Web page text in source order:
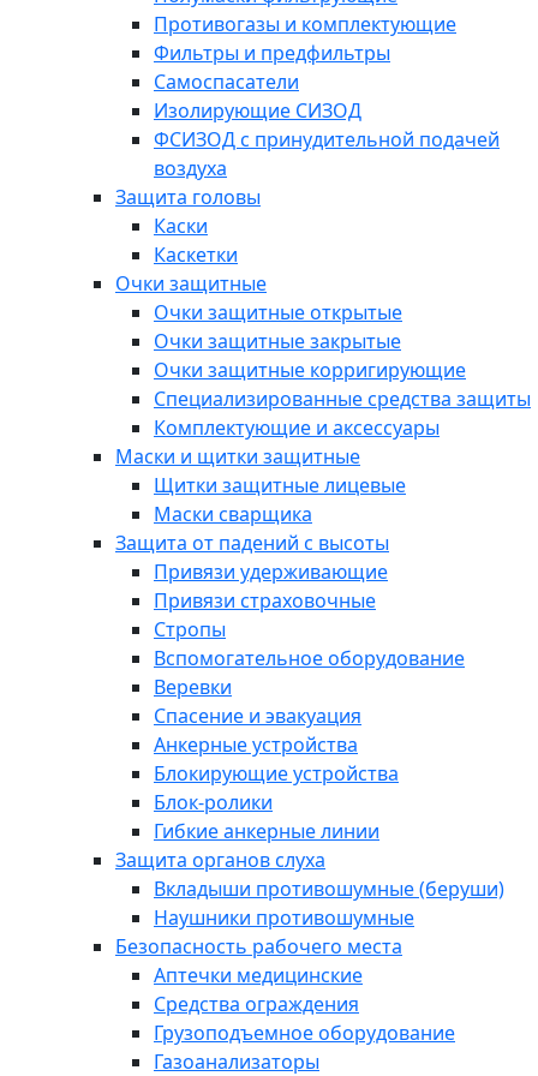
Противогазы и комплектующие
Фильтры и предфильтры
Самоспасатели
Изолирующие СИЗОД
ФСИЗОД с принудительной подачей
воздуха
Защита головы
Каски
Каскетки
Очки защитные
Очки защитные открытые
Очки защитные закрытые
Очки защитные корригирующие
Специализированные средства защиты
Комплектующие и аксессуары
Маски и щитки защитные
Щитки защитные лицевые
Маски сварщика
Защита от падений с высоты
Привязи удерживающие
Привязи страховочные
Стропы
Вспомогательное оборудование
Веревки
Спасение и эвакуация
Анкерные устройства
Блокирующие устройства
Блок-ролики
Гибкие анкерные линии
Защита органов слуха
Вкладыши противошумные (беруши)
Наушники противошумные
Безопасность рабочего места
Аптечки медицинские
Средства ограждения
Грузоподъемное оборудование
Газоанализаторы